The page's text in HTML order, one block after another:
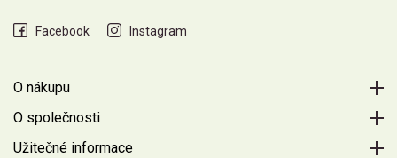
Facebook Instagram
O nákupu
O společnosti
Užitečné informace